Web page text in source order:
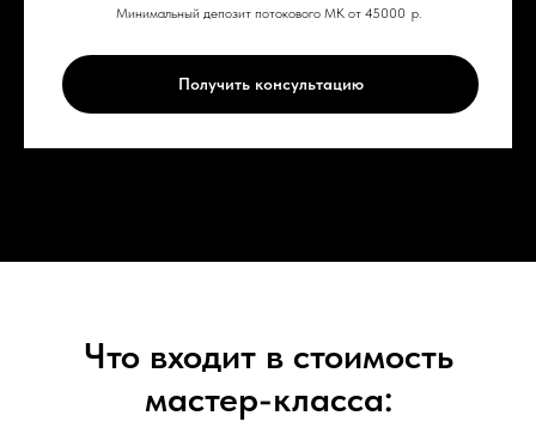
Минимальный депозит потокового МК от 45000 р.
Получить консультацию
Что входит в стоимость
мастер-класса: